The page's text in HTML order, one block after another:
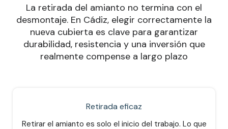
La retirada del amianto no termina con el
desmontaje. En Cádiz, elegir correctamente la
nueva cubierta es clave para garantizar
durabilidad, resistencia y una inversión que
realmente compense a largo plazo
Retirada eficaz
Retirar el amianto es solo el inicio del trabajo. Lo que